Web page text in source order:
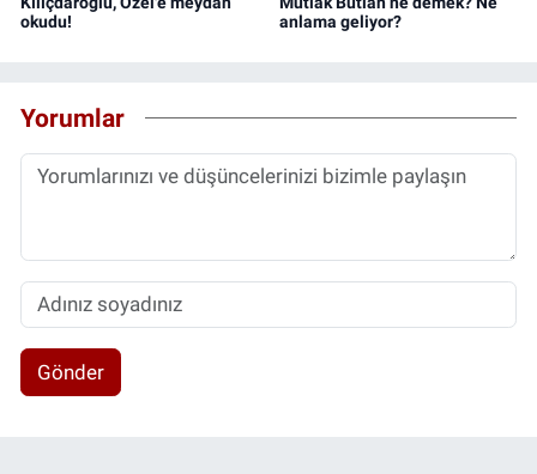
okudu!
anlama geliyor?
Yorumlar
Gönder